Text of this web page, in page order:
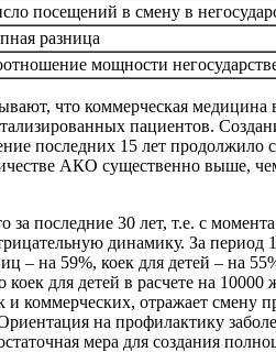
посещений в смену в
разница
мощности
что коммерческая медицина
пациентов.
последних 15 лет продолжило
АКО существенно выше,
за последние 30 лет, т.е. с
динамику. За период
– на 59%, коек для детей – на
коек для детей в расчете на
и коммерческих, отражает
на профилактику
мера для создания